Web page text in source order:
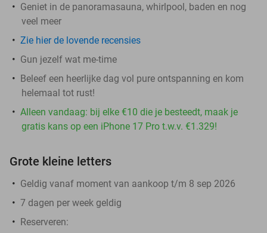
Geniet in de panoramasauna, whirlpool, baden en nog
veel meer
Zie hier de lovende recensies
Gun jezelf wat me-time
Beleef een heerlijke dag vol pure ontspanning en kom
helemaal tot rust!
Alleen vandaag: bij elke €10 die je besteedt, maak je
gratis kans op een iPhone 17 Pro t.w.v. €1.329!
Grote kleine letters
Geldig vanaf moment van aankoop t/m 8 sep 2026
7 dagen per week geldig
Reserveren: